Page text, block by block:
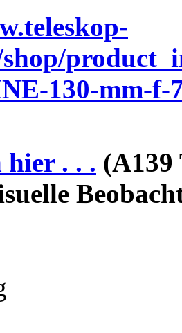
shop/
130-mm-f-
hier . . . (A139